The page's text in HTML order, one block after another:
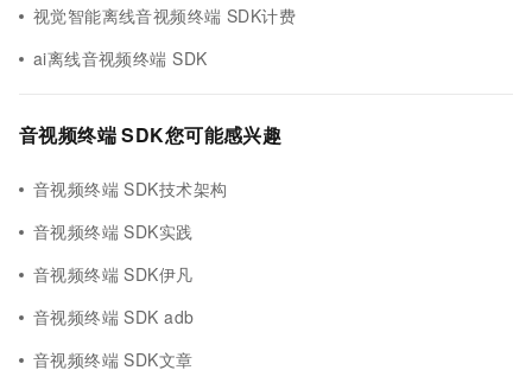
视觉智能离线音视频终端 SDK计费
ai离线音视频终端 SDK
音视频终端 SDK您可能感兴趣
音视频终端 SDK技术架构
音视频终端 SDK实践
音视频终端 SDK伊凡
音视频终端 SDK adb
音视频终端 SDK文章